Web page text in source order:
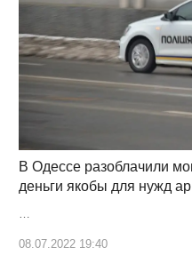
В Одессе разоблачили
деньги якобы для нужд
08.07.2022 19:40